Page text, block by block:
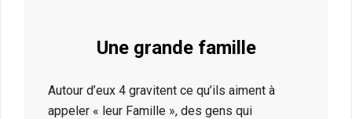
Une grande famille
Autour d’eux 4 gravitent ce qu’ils aiment à
appeler « leur Famille », des gens qui